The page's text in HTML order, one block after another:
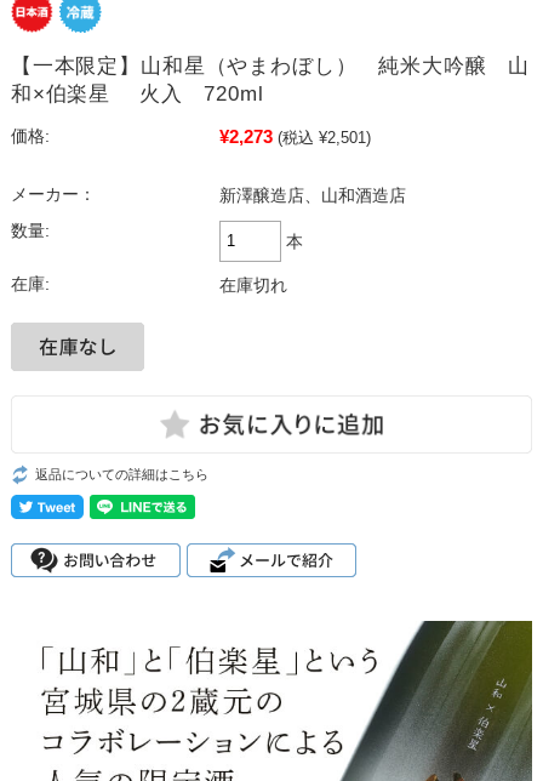
【一本限定】山和星（やまわぼし） 純米大吟醸 山
和×伯楽星 火入 720ml
価格: ¥2,273 (税込 ¥2,501)
メーカー：
新澤醸造店、山和酒造店
数量:
本
在庫: 在庫切れ
返品についての詳細はこちら